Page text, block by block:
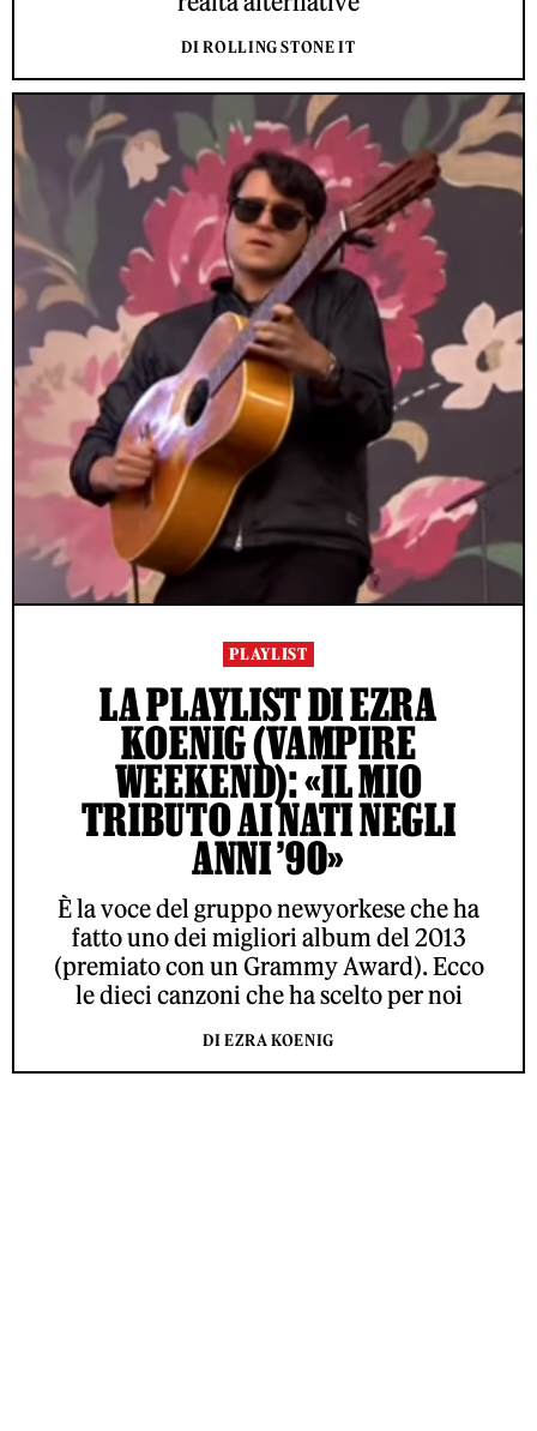
DI ROLLING STONE IT
PLAYLIST
LA PLAYLIST DI EZRA
KOENIG (VAMPIRE
WEEKEND): «IL MIO
TRIBUTO AI NATI NEGLI
ANNI ’90»
È la voce del gruppo newyorkese che ha
fatto uno dei migliori album del 2013
(premiato con un Grammy Award). Ecco
le dieci canzoni che ha scelto per noi
DI EZRA KOENIG